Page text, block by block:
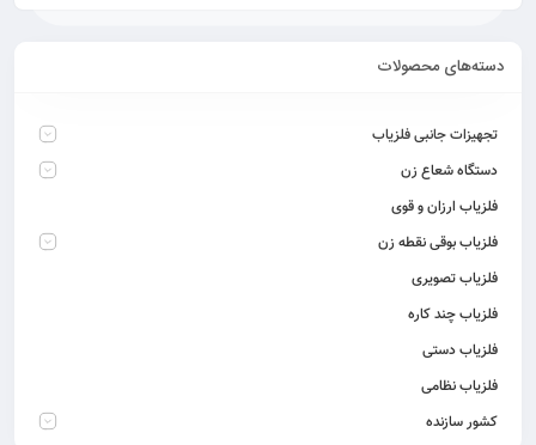
دسته‌های محصولات
تجهیزات جانبی فلزیاب
دستگاه شعاع زن
فلزیاب ارزان و قوی
فلزیاب بوقی نقطه زن
فلزیاب تصویری
فلزیاب چند کاره
فلزیاب دستی
فلزیاب نظامی
کشور سازنده